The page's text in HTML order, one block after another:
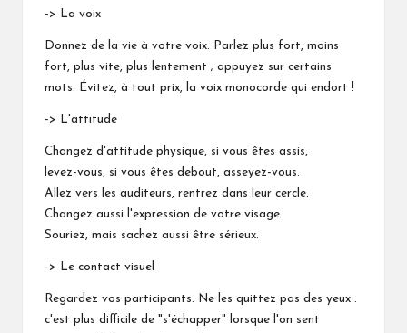
-> La voix
Donnez de la vie à votre voix. Parlez plus fort, moins
fort, plus vite, plus lentement ; appuyez sur certains
mots. Évitez, à tout prix, la voix monocorde qui endort !
-> L'attitude
Changez d'attitude physique, si vous êtes assis,
levez-vous, si vous êtes debout, asseyez-vous.
Allez vers les auditeurs, rentrez dans leur cercle.
Changez aussi l'expression de votre visage.
Souriez, mais sachez aussi être sérieux.
-> Le contact visuel
Regardez vos participants. Ne les quittez pas des yeux :
c'est plus difficile de "s'échapper" lorsque l'on sent